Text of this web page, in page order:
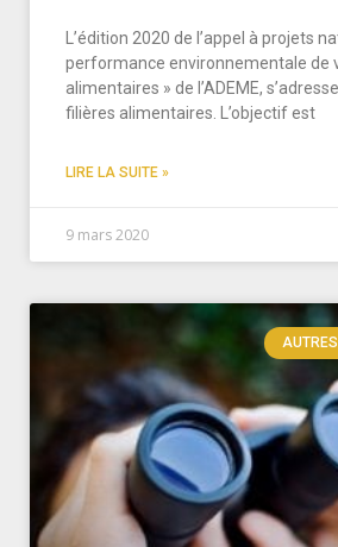
L’édition 2020 de l’appel à projets
performance environnementale de
alimentaires » de l’ADEME,
filières alimentaires. L’objectif est
LIRE LA SUITE »
9 mars 2020